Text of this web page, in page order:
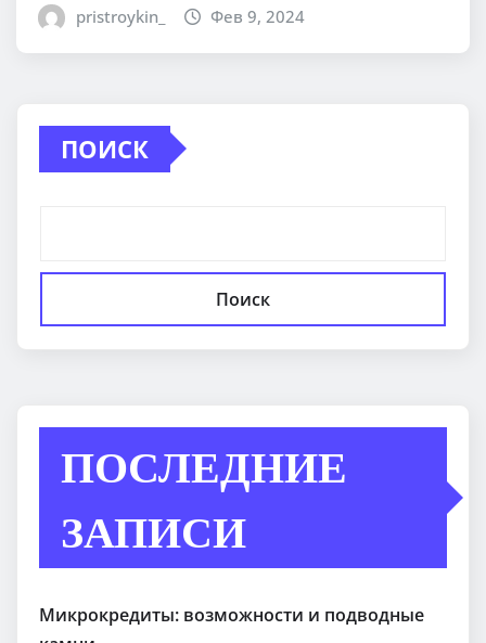
pristroykin_ Фев 9, 2024
ПОИСК
Поиск
ПОСЛЕДНИЕ
ЗАПИСИ
Микрокредиты: возможности и подводные